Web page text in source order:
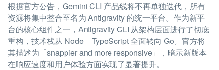
根据官方公告，Gemini CLI 产品线将不再单独迭代，所有
资源将集中整合至名为 Antigravity 的统一平台。作为新平
台的核心组件之一，Antigravity CLI 从架构层面进行了彻底
重构，技术栈从 Node + TypeScript 全面转向 Go。官方将
其描述为「snappier and more responsive」，暗示新版本
在响应速度和用户体验方面实现了显著提升。